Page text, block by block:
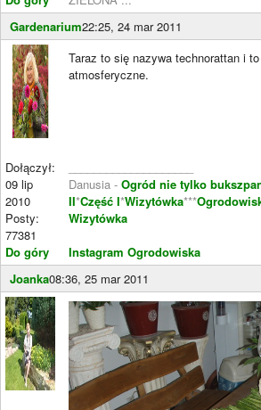
Gardenarium22:25, 24 mar 2011
Dołączył:
09 lip
2010
Posty:
77381
Do góry
Taraz to się nazywa technorattan i
atmosferyczne.
Danusia - Ogród nie tylko
II*Część I*Wizytówka***
Wizytówka
Instagram Ogrodowiska
Joanka08:36, 25 mar 2011